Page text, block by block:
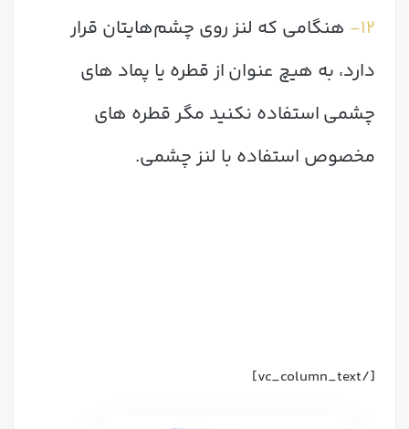
12-
هنگامی که لنز روی چشم‌هایتان قرار
دارد، به هیچ عنوان از قطره یا پماد های
چشمی استفاده نکنید مگر قطره های
مخصوص استفاده با لنز چشمی.
[/vc_column_text]